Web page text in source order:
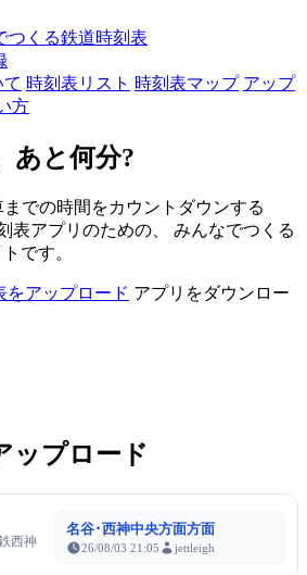
つくる鉄道時刻表
時刻表リスト 時刻表マップ アップ
方
あと何分?
での時間をカウントダウンする
表アプリのための、 みんなでつくる
です。
をアップロード アプリをダウンロー
ップロード
西神
名谷･西神中央方面方面
26/08/03 21:05 jettleigh